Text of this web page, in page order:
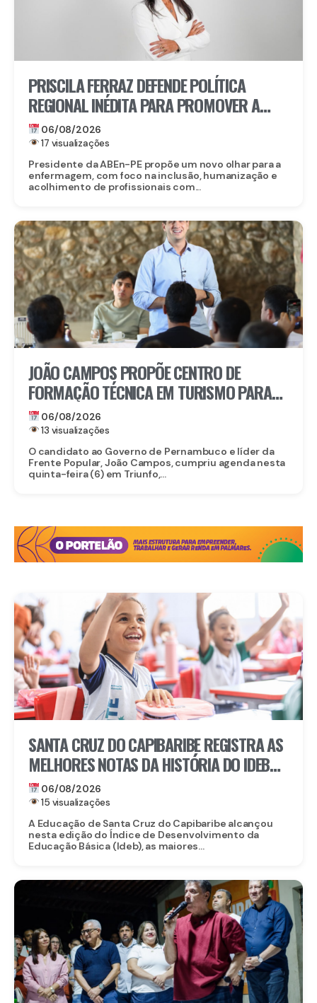
PRISCILA FERRAZ DEFENDE POLÍTICA
REGIONAL INÉDITA PARA PROMOVER A
INCLUSÃO DE ENFERMEIROS PCDS E
ATÍPICOS EM PERNAMBUCO
06/08/2026
17 visualizações
Presidente da ABEn-PE propõe um novo olhar para a
enfermagem, com foco na inclusão, humanização e
acolhimento de profissionais com...
JOÃO CAMPOS PROPÕE CENTRO DE
FORMAÇÃO TÉCNICA EM TURISMO PARA
FORTALECER TRIUNFO
06/08/2026
13 visualizações
O candidato ao Governo de Pernambuco e líder da
Frente Popular, João Campos, cumpriu agenda nesta
quinta-feira (6) em Triunfo,...
SANTA CRUZ DO CAPIBARIBE REGISTRA AS
MELHORES NOTAS DA HISTÓRIA DO IDEB
NA REDE MUNICIPAL
06/08/2026
15 visualizações
A Educação de Santa Cruz do Capibaribe alcançou
nesta edição do Índice de Desenvolvimento da
Educação Básica (Ideb), as maiores...